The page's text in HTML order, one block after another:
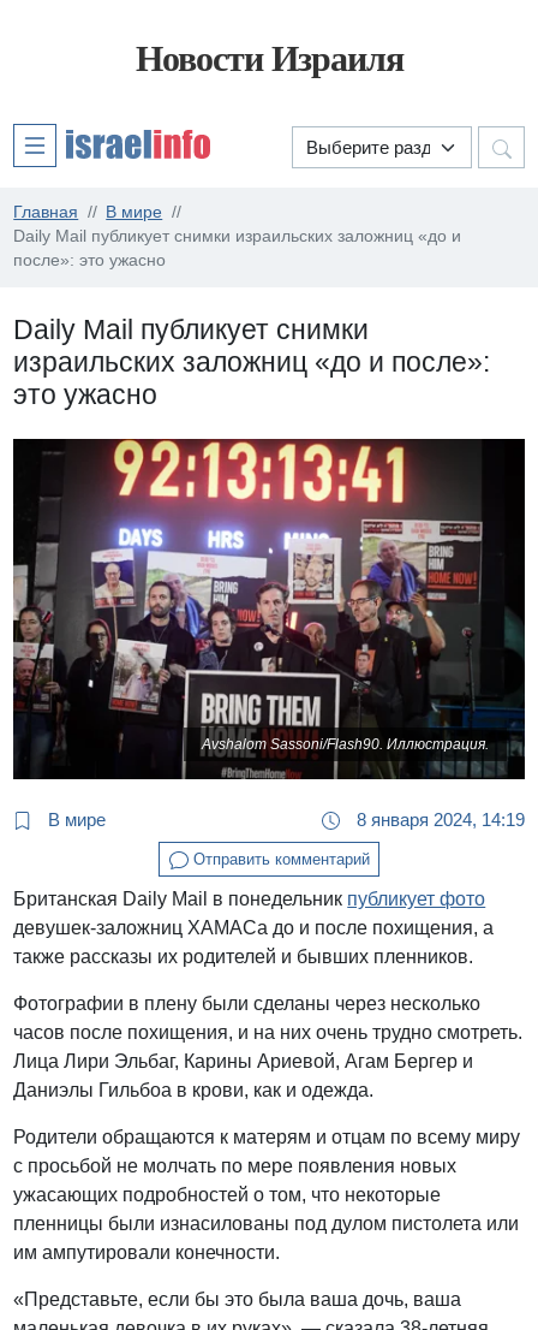
Новости Израиля
Главная
В мире
Daily Mail публикует снимки израильских заложниц «до и
после»: это ужасно
Daily Mail публикует снимки
израильских заложниц «до и после»:
это ужасно
Avshalom Sassoni/Flash90. Иллюстрация.
В мире 8 января 2024, 14:19
Отправить комментарий
Британская Daily Mail в понедельник публикует фото
девушек-заложниц ХАМАСа до и после похищения, а
также рассказы их родителей и бывших пленников.
Фотографии в плену были сделаны через несколько
часов после похищения, и на них очень трудно смотреть.
Лица Лири Эльбаг, Карины Ариевой, Агам Бергер и
Даниэлы Гильбоа в крови, как и одежда.
Родители обращаются к матерям и отцам по всему миру
с просьбой не молчать по мере появления новых
ужасающих подробностей о том, что некоторые
пленницы были изнасилованы под дулом пистолета или
им ампутировали конечности.
«Представьте, если бы это была ваша дочь, ваша